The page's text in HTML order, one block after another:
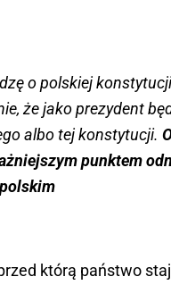
o polskiej
że jako prezydent
albo tej konstytucji.
punktem
którą państwo